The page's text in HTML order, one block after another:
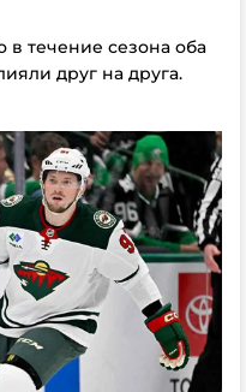
в течение сезона оба
друг на друга.